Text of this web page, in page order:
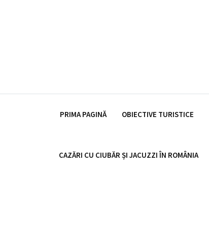
PRIMA PAGINĂ OBIECTIVE TURISTICE
CAZĂRI CU CIUBĂR ȘI JACUZZI ÎN ROMÂNIA